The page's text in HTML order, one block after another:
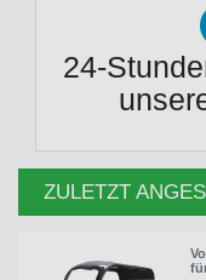
24-
ZULETZT